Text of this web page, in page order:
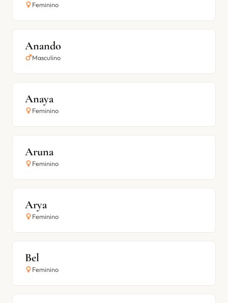
Feminino
Anando
Masculino
Anaya
Feminino
Aruna
Feminino
Arya
Feminino
Bel
Feminino